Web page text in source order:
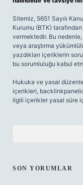
Sitemiz, 5651 Sayılı
Kurumu (BTK)
vermektedir. Bu
veya araştırma
yazdıkları içeriklerin
bu sorumluluğu kabul
Hukuka ve yasal
içerikleri,
ilgili içerikler yasal süre
SON YORUMLAR